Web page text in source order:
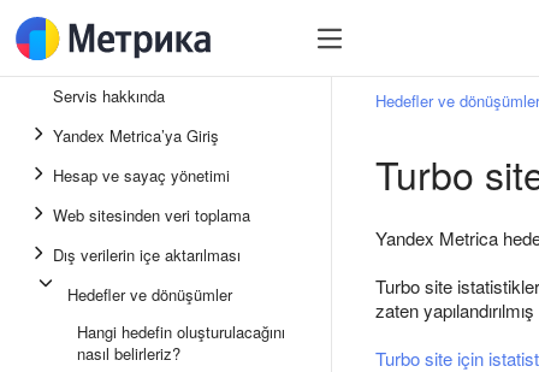
Servis hakkında
Yandex Metrica’ya Giriş
Hesap ve sayaç yönetimi
Web sitesinden veri toplama
Dış verilerin içe aktarılması
Hedefler ve dönüşümler
Hangi hedefin oluşturulacağını
nasıl belirleriz?
Hedefler ve dönüşümler
Turbo
Yandex Metrica
Turbo site
zaten
Turbo site için